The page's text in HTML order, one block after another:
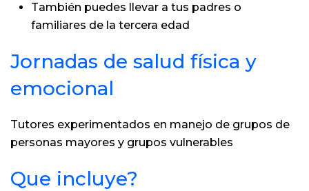
También puedes llevar a tus padres o
familiares de la tercera edad
Jornadas de salud física y
emocional
Tutores experimentados en manejo de grupos de
personas mayores y grupos vulnerables
Que incluye?